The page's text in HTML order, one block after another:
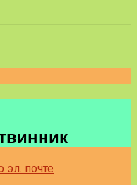
эл. почте